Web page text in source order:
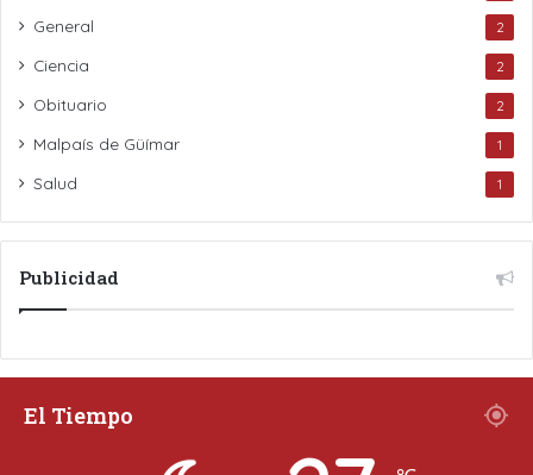
General 2
Ciencia 2
Obituario 2
Malpaís de Güímar 1
Salud 1
Publicidad
El Tiempo